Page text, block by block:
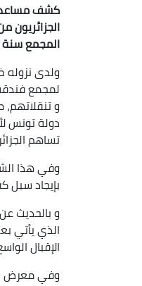
كشف مساعد
المجمع سنة 2019.
ولدى نزوله
تساهم الجزائر- حسبه ب 70
وفي هذا
بإيجاد سبل
و بالحديث
الذي يأتي
الإقبال
وفي معرض